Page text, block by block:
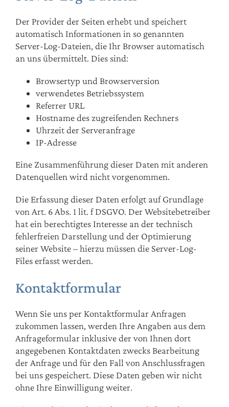
Der Provider der Seiten erhebt und speichert
automatisch Informationen in so genannten
Server-Log-Dateien, die Ihr Browser automatisch
an uns übermittelt. Dies sind:
Browsertyp und Browserversion
verwendetes Betriebssystem
Referrer URL
Hostname des zugreifenden Rechners
Uhrzeit der Serveranfrage
IP-Adresse
Eine Zusammenführung dieser Daten mit anderen
Datenquellen wird nicht vorgenommen.
Die Erfassung dieser Daten erfolgt auf Grundlage
von Art. 6 Abs. 1 lit. f DSGVO. Der Websitebetreiber
hat ein berechtigtes Interesse an der technisch
fehlerfreien Darstellung und der Optimierung
seiner Website – hierzu müssen die Server-Log-
Files erfasst werden.
Kontaktformular
Wenn Sie uns per Kontaktformular Anfragen
zukommen lassen, werden Ihre Angaben aus dem
Anfrageformular inklusive der von Ihnen dort
angegebenen Kontaktdaten zwecks Bearbeitung
der Anfrage und für den Fall von Anschlussfragen
bei uns gespeichert. Diese Daten geben wir nicht
ohne Ihre Einwilligung weiter.